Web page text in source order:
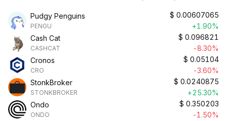
Pudgy Penguins
PENGU
$ 0.00607065
+1.90%
Cash Cat
CASHCAT
$ 0.096821
-8.30%
Cronos
CRO
$ 0.05104
-3.60%
StonkBroker
STONKBROKER
$ 0.0240875
+25.30%
Ondo
ONDO
$ 0.350203
-1.50%